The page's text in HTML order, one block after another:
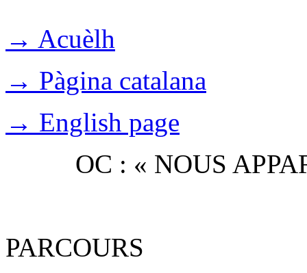
→ Acuèlh
→ Pàgina catalana
→ English page
OC : « NOUS
PARCOURS